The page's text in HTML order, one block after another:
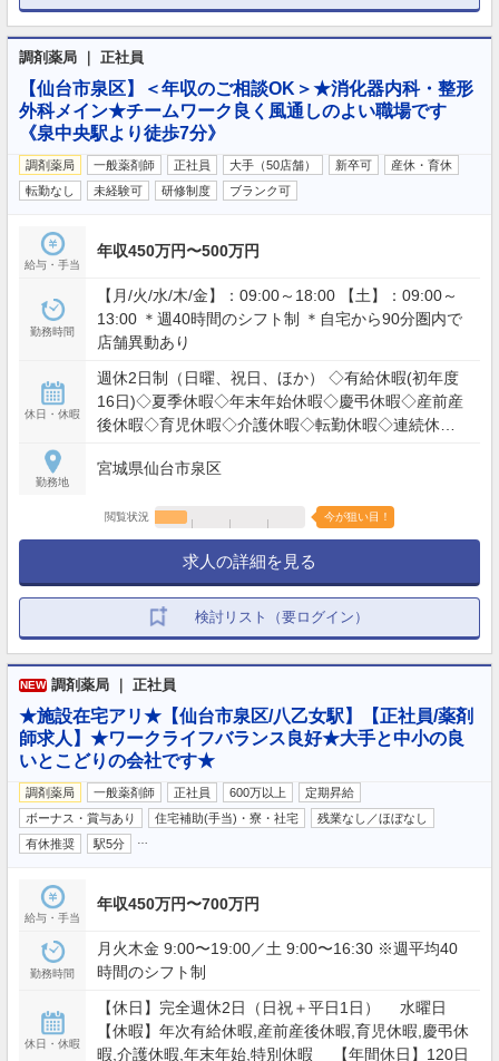
調剤薬局 ｜ 正社員
【仙台市泉区】＜年収のご相談OK＞★消化器内科・整形
外科メイン★チームワーク良く風通しのよい職場です
《泉中央駅より徒歩7分》
調剤薬局 一般薬剤師 正社員 大手（50店舗） 新卒可
産休・育休
転勤なし
未経験可 研修制度 ブランク可
給与・手当
年収450万円〜500万円
勤務時間
【月/火/水/木/金】：09:00～18:00 【土】：09:00～
13:00 ＊週40時間のシフト制 ＊自宅から90分圏内で
店舗異動あり
休日・休暇
週休2日制（日曜、祝日、ほか） ◇有給休暇(初年度
16日)◇夏季休暇◇年末年始休暇◇慶弔休暇◇産前産
後休暇◇育児休暇◇介護休暇◇転勤休暇◇連続休暇
勤務地
宮城県仙台市泉区
閲覧状況 今が狙い目！
求人の詳細を見る
検討リスト（要ログイン）
NEW 調剤薬局 ｜ 正社員
★施設在宅アリ★【仙台市泉区/八乙女駅】【正社員/薬剤
師求人】★ワークライフバランス良好★大手と中小の良
いとこどりの会社です★
調剤薬局 一般薬剤師 正社員 600万以上
定期昇給
ボーナス・賞与あり
住宅補助(手当)・寮・社宅
残業なし／ほぼなし
有休推奨
駅5分
給与・手当
年収450万円〜700万円
勤務時間
月火木金 9:00〜19:00／土 9:00〜16:30 ※週平均40
時間のシフト制
休日・休暇
【休日】完全週休2日（日祝＋平日1日） 水曜日
【休暇】年次有給休暇,産前産後休暇,育児休暇,慶弔休
暇,介護休暇,年末年始,特別休暇 【年間休日】120日